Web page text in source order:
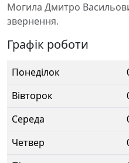
Могила Дмитро
звернення.
Графік роботи
Понеділок
Вівторок
Середа
Четвер